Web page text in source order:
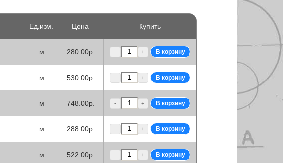
Ед.изм. Цена Купить
м 280.00р. - +
м 530.00р. - +
м 748.00р. - +
м 288.00р. - +
м 522.00р. - +